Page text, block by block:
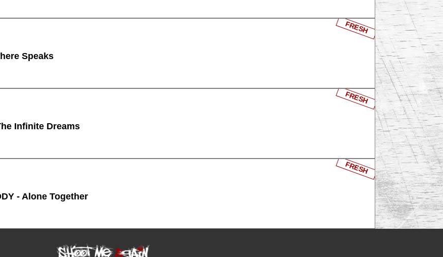
Speaks
FRESH
Infinite Dreams
FRESH
- Alone Together
FRESH